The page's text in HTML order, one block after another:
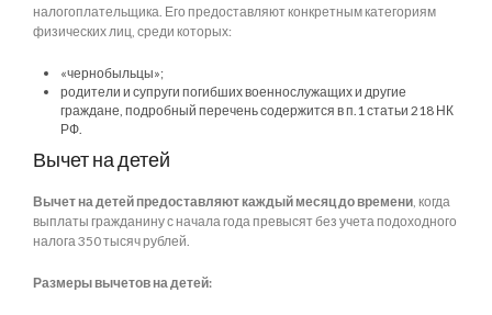
налогоплательщика. Его предоставляют конкретным категориям
физических лиц, среди которых:
«чернобыльцы»;
родители и супруги погибших военнослужащих и другие
граждане, подробный перечень содержится в п.1 статьи 218 НК
РФ.
Вычет на детей
Вычет на детей предоставляют каждый месяц до времени, когда
выплаты гражданину с начала года превысят без учета подоходного
налога 350 тысяч рублей.
Размеры вычетов на детей: